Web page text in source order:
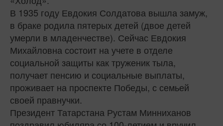
В 1935 году Евдокия Солдатова вышла замуж,
в браке родила пятерых детей (двое детей
умерли в младенчестве). Сейчас Евдокия
Михайловна состоит на учете в отделе
социальной защиты как труженик тыла,
получает пенсию и социальные выплаты,
проживает на проспекте Победы, с семьей
своей правнучки.
Президент Татарстана Рустам Минниханов